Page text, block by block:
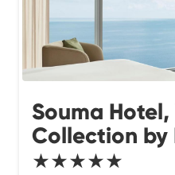
Souma
Collection by
★★★★★